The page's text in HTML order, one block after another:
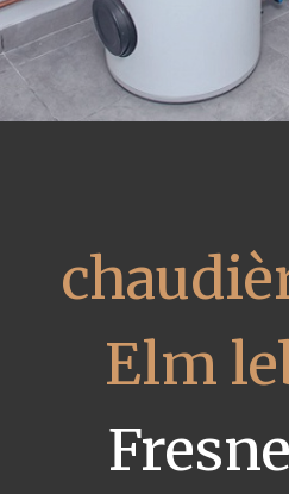
Elm